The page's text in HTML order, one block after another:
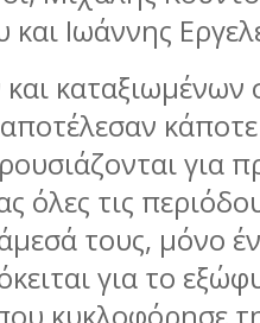
Ιωάννης
καταξιωμένων
για
όλες τις
τους, μόνο
για το